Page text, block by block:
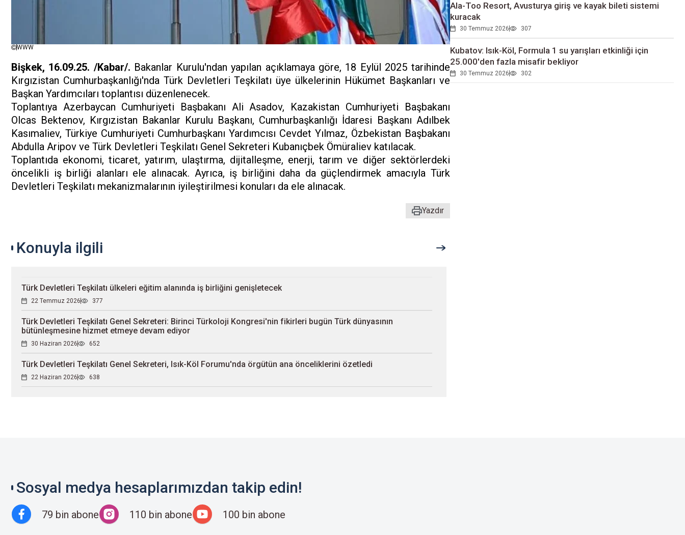
WWW
Bişkek, 16.09.25. /Kabar/. Bakanlar Kurulu'ndan yapılan açıklamaya göre, 18 Eylül 2025 tarihinde
Kırgızistan Cumhurbaşkanlığı'nda Türk Devletleri Teşkilatı üye ülkelerinin Hükümet Başkanları ve
Başkan Yardımcıları toplantısı düzenlenecek.
Toplantıya Azerbaycan Cumhuriyeti Başbakanı Ali Asadov, Kazakistan Cumhuriyeti Başbakanı
Olcas Bektenov, Kırgızistan Bakanlar Kurulu Başkanı, Cumhurbaşkanlığı İdaresi Başkanı Adılbek
Kasımaliev, Türkiye Cumhuriyeti Cumhurbaşkanı Yardımcısı Cevdet Yılmaz, Özbekistan Başbakanı
Abdulla Aripov ve Türk Devletleri Teşkilatı Genel Sekreteri Kubanıçbek Ömüraliev katılacak.
Toplantıda ekonomi, ticaret, yatırım, ulaştırma, dijitalleşme, enerji, tarım ve diğer sektörlerdeki
öncelikli iş birliği alanları ele alınacak. Ayrıca, iş birliğini daha da güçlendirmek amacıyla Türk
Devletleri Teşkilatı mekanizmalarının iyileştirilmesi konuları da ele alınacak.
Yazdır
Ala-Too Resort, Avusturya giriş ve kayak bileti sistemi
kuracak
30 Temmuz 2026 307
Kubatov: Isık-Köl, Formula 1 su yarışları etkinliği için
25.000'den fazla misafir bekliyor
30 Temmuz 2026 302
Konuyla ilgili
Türk Devletleri Teşkilatı ülkeleri eğitim alanında iş birliğini genişletecek
22 Temmuz 2026 377
Türk Devletleri Teşkilatı Genel Sekreteri: Birinci Türkoloji Kongresi'nin fikirleri bugün Türk dünyasının
bütünleşmesine hizmet etmeye devam ediyor
30 Haziran 2026 652
Türk Devletleri Teşkilatı Genel Sekreteri, Isık-Köl Forumu'nda örgütün ana önceliklerini özetledi
22 Haziran 2026 638
Sosyal medya hesaplarımızdan takip edin!
79 bin abone 110 bin abone 100 bin abone